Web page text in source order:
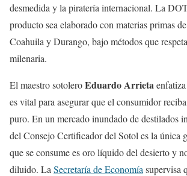
desmedida y la piratería internacional. La
producto sea elaborado con materias primas
Coahuila y Durango, bajo métodos que
milenaria.
El maestro sotoleroEduardo Arrieta
es vital para asegurar que el consumidor
puro. En un mercado inundado de destilados
del Consejo Certificador del Sotol es la única
que se consume es oro líquido del desierto y
diluido. La Secretaría de Economía supervisa